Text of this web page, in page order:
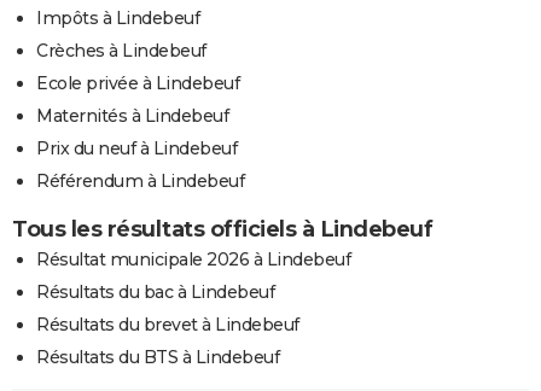
Impôts à Lindebeuf
Crèches à Lindebeuf
Ecole privée à Lindebeuf
Maternités à Lindebeuf
Prix du neuf à Lindebeuf
Référendum à Lindebeuf
Tous les résultats officiels à Lindebeuf
Résultat municipale 2026 à Lindebeuf
Résultats du bac à Lindebeuf
Résultats du brevet à Lindebeuf
Résultats du BTS à Lindebeuf